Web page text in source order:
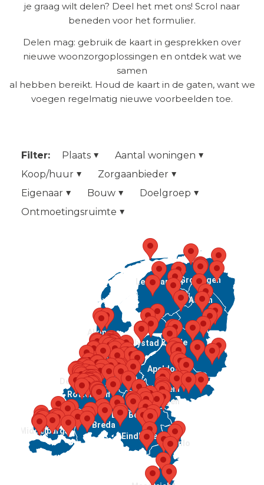
je graag wilt delen? Deel het met ons! Scrol naar
beneden voor het formulier.
Delen mag: gebruik de kaart in gesprekken over
nieuwe woonzorgoplossingen en ontdek wat we
samen
al hebben bereikt. Houd de kaart in de gaten, want we
voegen regelmatig nieuwe voorbeelden toe.